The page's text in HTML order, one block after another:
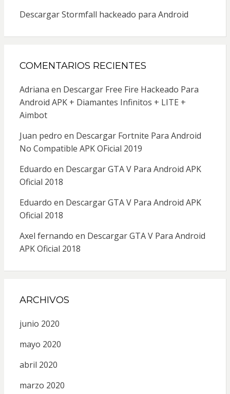
Descargar Stormfall hackeado para Android
COMENTARIOS RECIENTES
Adriana en Descargar Free Fire Hackeado Para
Android APK + Diamantes Infinitos + LITE +
Aimbot
Juan pedro en Descargar Fortnite Para Android
No Compatible APK OFicial 2019
Eduardo en Descargar GTA V Para Android APK
Oficial 2018
Eduardo en Descargar GTA V Para Android APK
Oficial 2018
Axel fernando en Descargar GTA V Para Android
APK Oficial 2018
ARCHIVOS
junio 2020
mayo 2020
abril 2020
marzo 2020